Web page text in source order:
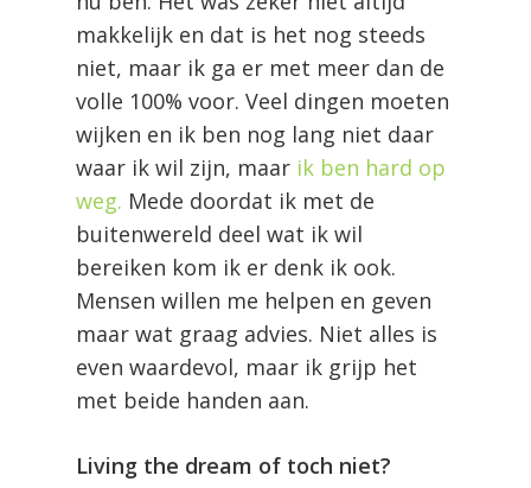
makkelijk en dat is het nog steeds
niet, maar ik ga er met meer dan de
volle 100% voor. Veel dingen moeten
wijken en ik ben nog lang niet daar
waar ik wil zijn, maar ik ben hard op
weg. Mede doordat ik met de
buitenwereld deel wat ik wil
bereiken kom ik er denk ik ook.
Mensen willen me helpen en geven
maar wat graag advies. Niet alles is
even waardevol, maar ik grijp het
met beide handen aan.
Living the dream of toch niet?